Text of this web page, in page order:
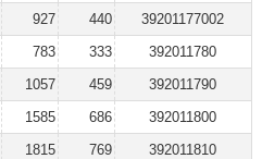
927 440
39201177002
783 333
392011780
1057 459
392011790
1585 686
392011800
1815 769
392011810